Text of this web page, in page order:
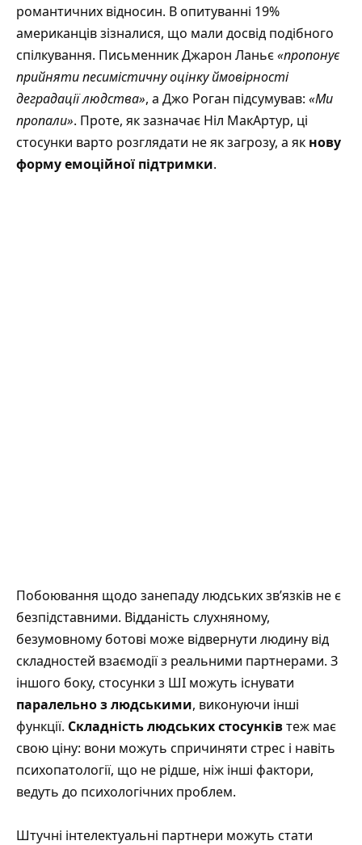
романтичних відносин. В опитуванні 19%
американців зізналися, що мали досвід подібного
спілкування. Письменник Джарон Ланьє«пропонує
прийняти песимістичну оцінку ймовірності
деградації людства», а Джо Роган підсумував: «Ми
пропали». Проте, як зазначає Ніл МакАртур, ці
стосунки варто розглядати не як загрозу, а як нову
форму емоційної підтримки.
Побоювання щодо занепаду людських зв’язків не є
безпідставними. Відданість слухняному,
безумовному ботові може відвернути людину від
складностей взаємодії з реальними партнерами. З
іншого боку, стосунки з ШІ можуть існувати
паралельно з людськими, виконуючи інші
функції. Складність людських стосунківтеж має
свою ціну: вони можуть спричиняти стрес і навіть
психопатології, що не рідше, ніж інші фактори,
ведуть до психологічних проблем.
Штучні інтелектуальні партнери можуть стати